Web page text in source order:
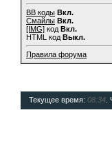
BB коды Вкл.
Смайлы Вкл.
[IMG] код Вкл.
HTML код Выкл.
Правила форума
Текущее время: 08:34